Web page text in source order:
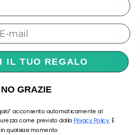
Artificiale: Il Futuro
IL TUO REGALO
NO GRAZIE
acconsento automaticamente al
come previsto dalla Privacy Policy. È
qualsiasi momento